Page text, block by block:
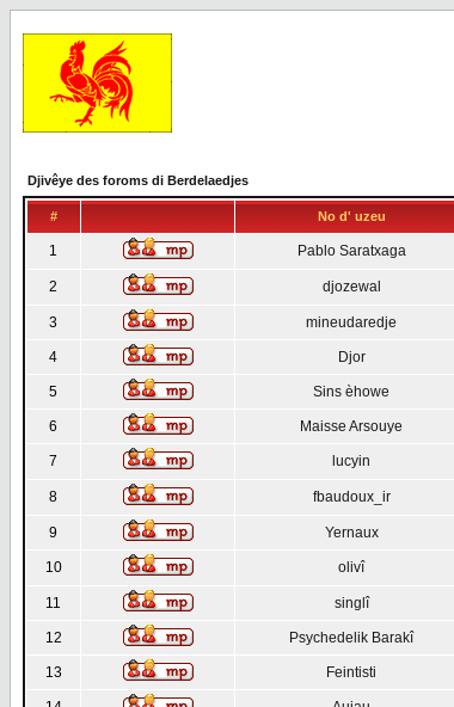
Djivêye des foroms di Berdelaedjes
# No d' uzeu
1 Pablo Saratxaga
2 djozewal
3 mineudaredje
4 Djor
5 Sins èhowe
6 Maisse Arsouye
7 lucyin
8 fbaudoux_ir
9 Yernaux
10 olivî
11 singlî
12 Psychedelik Barakî
13 Feintisti